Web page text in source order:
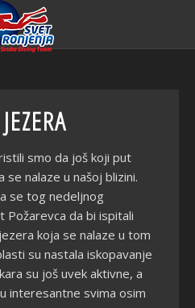
smo da još koji put
nalaze u našoj blizini.
se tog nedeljnog
Požarevca da bi ispitali
koja se nalaze u tom
su nastala iskopavanje
su još uvek aktivne, a
interesantne svima osim